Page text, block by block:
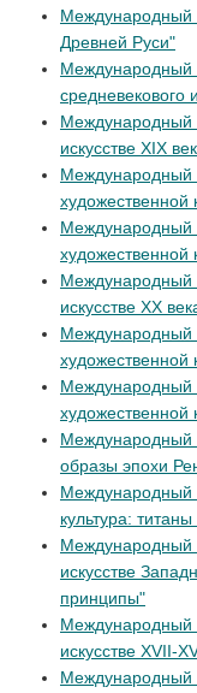
Международный
Древней Руси"
Международный
средневекового
Международный
искусстве XIX
Международный
художественной
Международный
художественной
Международный
искусстве XX
Международный
художественной
Международный
художественной
Международный
образы эпохи
Международный
культура:
Международный
искусстве
принципы"
Международный
искусстве XVII-
Международный